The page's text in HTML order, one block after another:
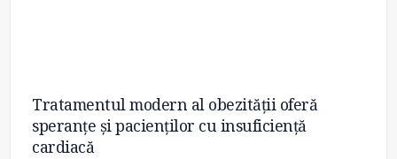
Tratamentul modern al obezității oferă
speranțe și pacienților cu insuficiență
cardiacă